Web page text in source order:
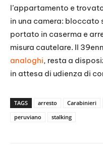
l’appartamento e
in una camera: bloccato
portato in caserma e
misura cautelare. Il
analoghi, resta a
in attesa di udienza di
TAGS arresto Carabinieri
peruviano
stalking